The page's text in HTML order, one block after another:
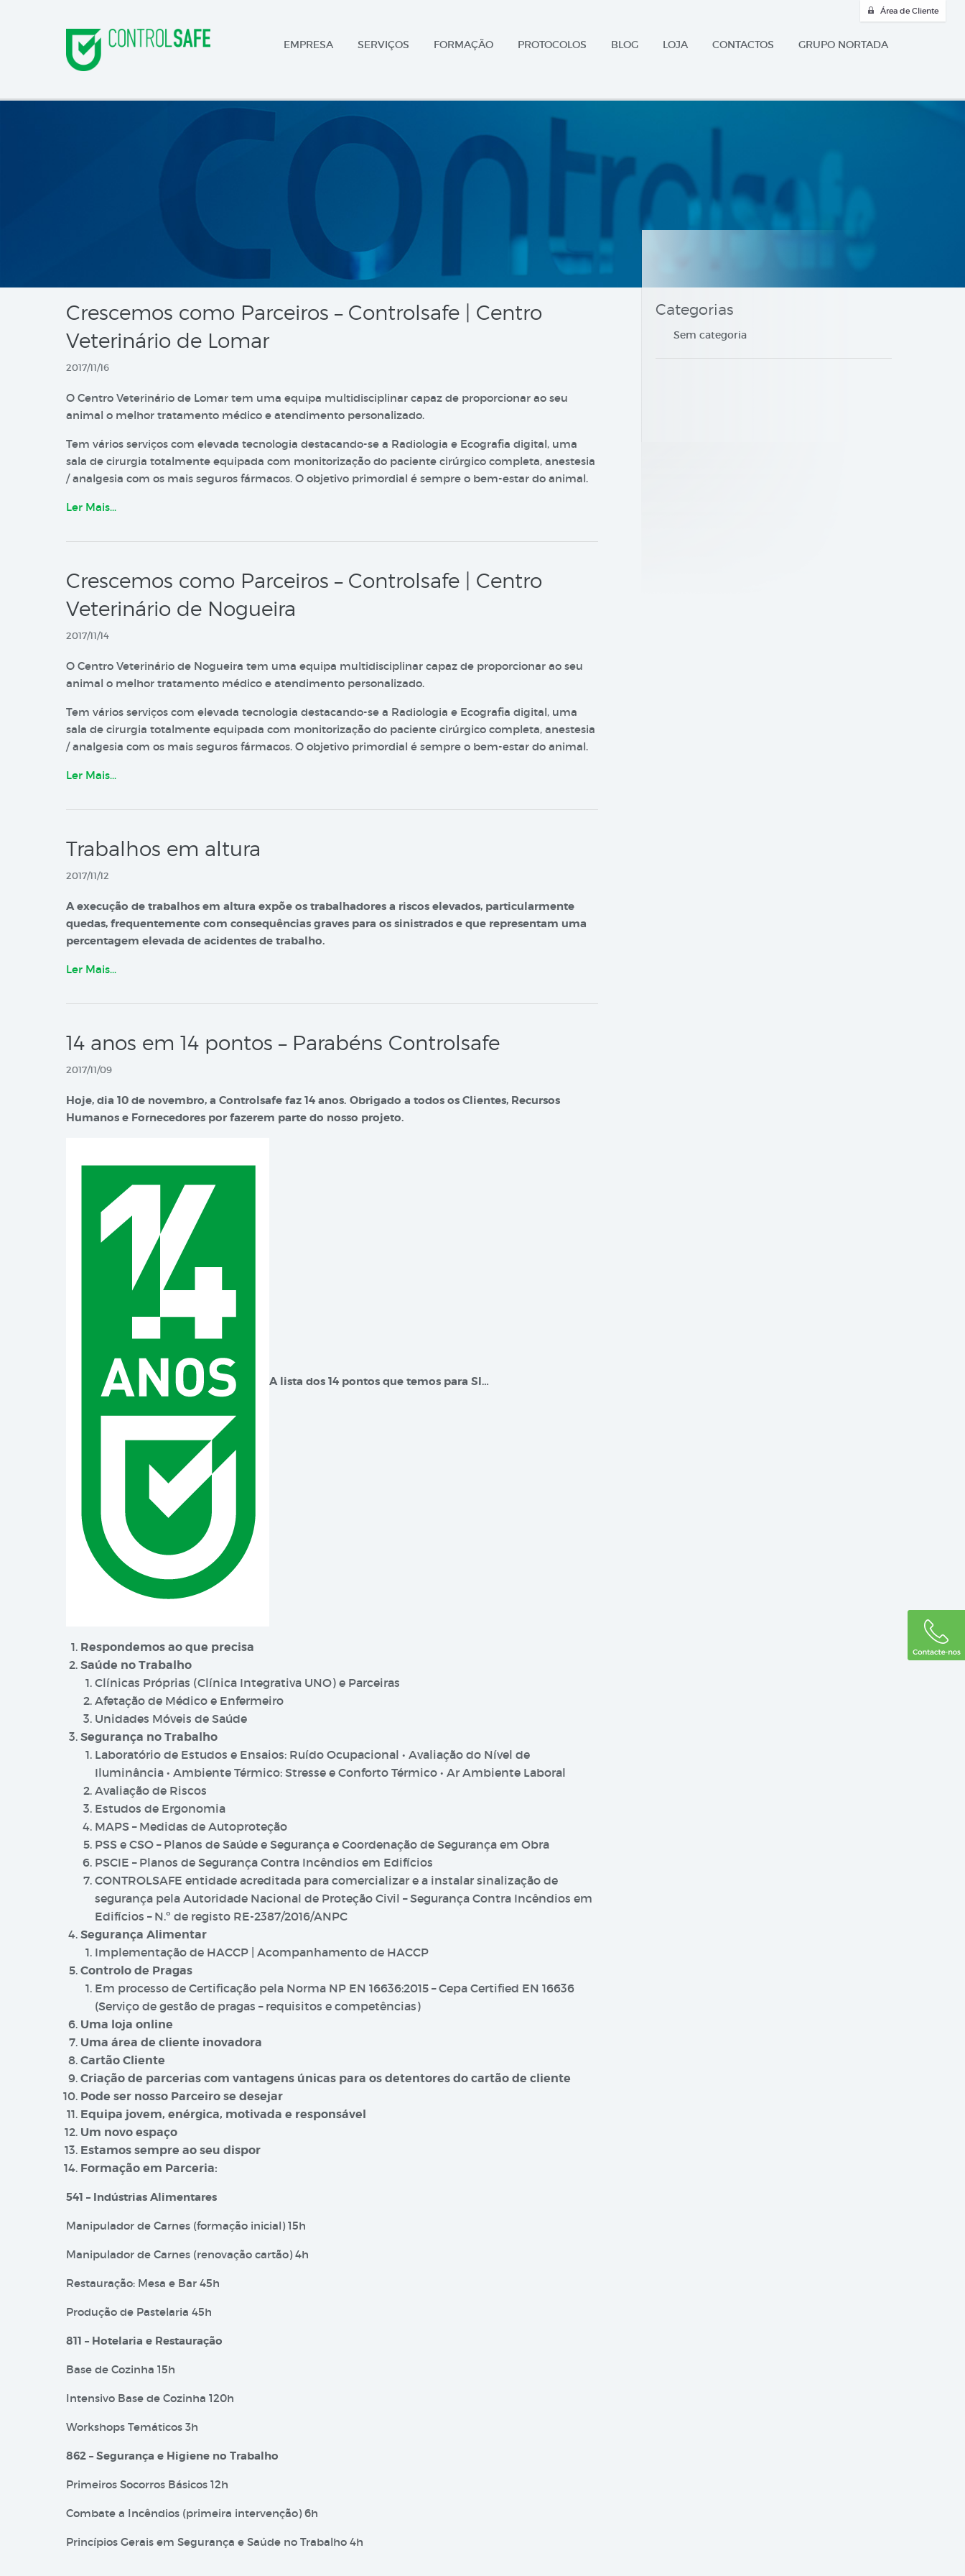
Área de Cliente
EMPRESA SERVIÇOS FORMAÇÃO PROTOCOLOS BLOG LOJA CONTACTOS GRUPO NORTADA
Crescemos como Parceiros – Controlsafe | Centro
Veterinário de Lomar
2017/11/16
O Centro Veterinário de Lomar tem uma equipa multidisciplinar capaz de proporcionar ao seu
animal o melhor tratamento médico e atendimento personalizado.
Tem vários serviços com elevada tecnologia destacando-se a Radiologia e Ecografia digital, uma
sala de cirurgia totalmente equipada com monitorização do paciente cirúrgico completa, anestesia
/ analgesia com os mais seguros fármacos. O objetivo primordial é sempre o bem-estar do animal.
Ler Mais…
Crescemos como Parceiros – Controlsafe | Centro
Veterinário de Nogueira
2017/11/14
O Centro Veterinário de Nogueira tem uma equipa multidisciplinar capaz de proporcionar ao seu
animal o melhor tratamento médico e atendimento personalizado.
Tem vários serviços com elevada tecnologia destacando-se a Radiologia e Ecografia digital, uma
sala de cirurgia totalmente equipada com monitorização do paciente cirúrgico completa, anestesia
/ analgesia com os mais seguros fármacos. O objetivo primordial é sempre o bem-estar do animal.
Ler Mais…
Trabalhos em altura
2017/11/12
A execução de trabalhos em altura expõe os trabalhadores a riscos elevados, particularmente
quedas, frequentemente com consequências graves para os sinistrados e que representam uma
percentagem elevada de acidentes de trabalho.
Ler Mais…
14 anos em 14 pontos – Parabéns Controlsafe
2017/11/09
Hoje, dia 10 de novembro, a Controlsafe faz 14 anos. Obrigado a todos os Clientes, Recursos
Humanos e Fornecedores por fazerem parte do nosso projeto.
A lista dos 14 pontos que temos para SI…
Respondemos ao que precisa
Saúde no Trabalho
Clínicas Próprias (Clínica Integrativa UNO) e Parceiras
Afetação de Médico e Enfermeiro
Unidades Móveis de Saúde
Segurança no Trabalho
Laboratório de Estudos e Ensaios: Ruído Ocupacional • Avaliação do Nível de
Iluminância • Ambiente Térmico: Stresse e Conforto Térmico • Ar Ambiente Laboral
Avaliação de Riscos
Estudos de Ergonomia
MAPS – Medidas de Autoproteção
PSS e CSO – Planos de Saúde e Segurança e Coordenação de Segurança em Obra
PSCIE – Planos de Segurança Contra Incêndios em Edifícios
CONTROLSAFE entidade acreditada para comercializar e a instalar sinalização de
segurança pela Autoridade Nacional de Proteção Civil – Segurança Contra Incêndios em
Edifícios – N.º de registo RE-2387/2016/ANPC
Segurança Alimentar
Implementação de HACCP | Acompanhamento de HACCP
Controlo de Pragas
Em processo de Certificação pela Norma NP EN 16636:2015 – Cepa Certified EN 16636
(Serviço de gestão de pragas – requisitos e competências)
Uma loja online
Uma área de cliente inovadora
Cartão Cliente
Criação de parcerias com vantagens únicas para os detentores do cartão de cliente
Pode ser nosso Parceiro se desejar
Equipa jovem, enérgica, motivada e responsável
Um novo espaço
Estamos sempre ao seu dispor
Formação em Parceria:
541 – Indústrias Alimentares
Manipulador de Carnes (formação inicial) 15h
Manipulador de Carnes (renovação cartão) 4h
Restauração: Mesa e Bar 45h
Produção de Pastelaria 45h
811 – Hotelaria e Restauração
Base de Cozinha 15h
Intensivo Base de Cozinha 120h
Workshops Temáticos 3h
862 – Segurança e Higiene no Trabalho
Primeiros Socorros Básicos 12h
Combate a Incêndios (primeira intervenção) 6h
Princípios Gerais em Segurança e Saúde no Trabalho 4h
Categorias
Sem categoria